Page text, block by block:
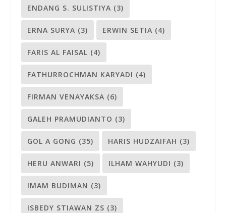
ENDANG S. SULISTIYA (3)
ERNA SURYA (3) ERWIN SETIA (4)
FARIS AL FAISAL (4)
FATHURROCHMAN KARYADI (4)
FIRMAN VENAYAKSA (6)
GALEH PRAMUDIANTO (3)
GOL A GONG (35) HARIS HUDZAIFAH (3)
HERU ANWARI (5) ILHAM WAHYUDI (3)
IMAM BUDIMAN (3)
ISBEDY STIAWAN ZS (3)